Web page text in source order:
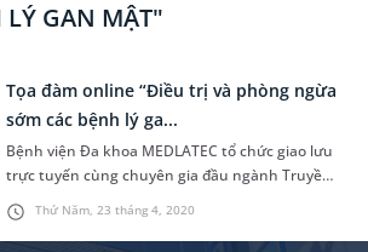
GAN MẬT"
Thứ Năm, 23 tháng 4, 2020
Tọa đàm online “Điều trị và phòng ngừa
sớm các bệnh lý ga...
Bệnh viện Đa khoa MEDLATEC tổ chức giao lưu
trực tuyến cùng chuyên gia đầu ngành Truyền
nhiễm Việt Nam và Giám đốc Trung tâm Xét
nghiệm, Bệnh viện Đa khoa MEDLATEC.